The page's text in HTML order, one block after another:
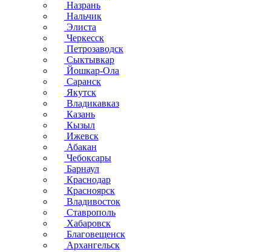
Назрань
Нальчик
Элиста
Черкесск
Петрозаводск
Сыктывкар
Йошкар-Ола
Саранск
Якутск
Владикавказ
Казань
Кызыл
Ижевск
Абакан
Чебоксары
Барнаул
Краснодар
Красноярск
Владивосток
Ставрополь
Хабаровск
Благовещенск
Архангельск